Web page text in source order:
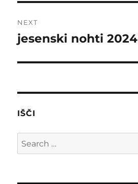
NEXT
Next
jesenski nohti 2024
IŠČI
Search
for: